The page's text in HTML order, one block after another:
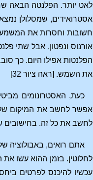
לאט יותר. הפלנטה הבאה
אסטרואידים, שמסלולן
חשובות וחסרות את
אורנוס ונפטון, אבל שתי
הפלנטות אפילו היום. כך
את השמש. [ראה ציור 32]
כעת, האסטרונומים
אפשר לחשב את המיקום של
לחשב את כל זה. בחישובים
לחלוטין. בזמן ההוא עשו
עכשיו להיכנס לפרטים